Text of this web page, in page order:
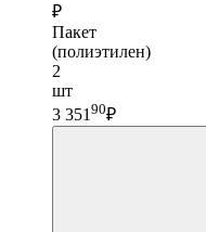
₽
Пакет
(полиэтилен)
2
шт
3 351 90₽